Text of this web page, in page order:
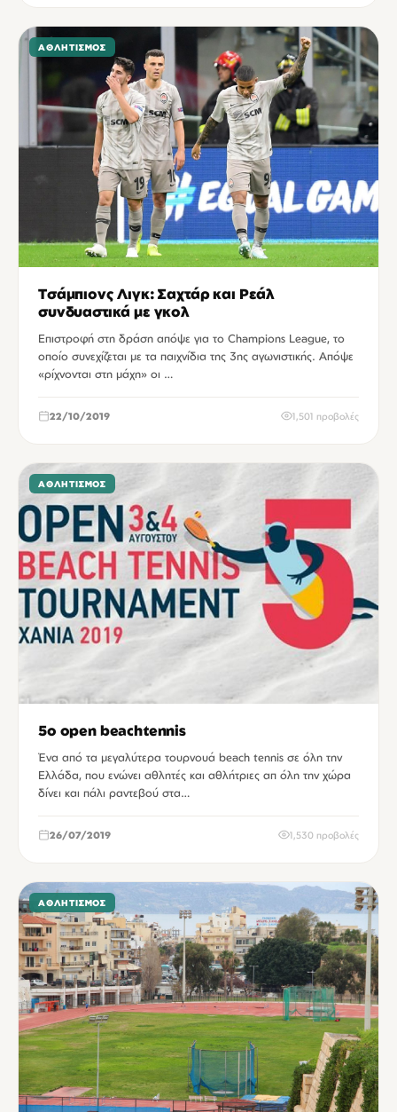
ΑΘΛΗΤΙΣΜΌΣ
Τσάμπιονς Λιγκ: Σαχτάρ και Ρεάλ
συνδυαστικά με γκολ
Επιστροφή στη δράση απόψε για το Champions League, το
οποίο συνεχίζεται με τα παιχνίδια της 3ης αγωνιστικής. Απόψε
«ρίχνονται στη μάχη» οι …
22/10/2019 1,501 προβολές
ΑΘΛΗΤΙΣΜΌΣ
5o open beachtennis
Ένα από τα μεγαλύτερα τουρνουά beach tennis σε όλη την
Ελλάδα, που ενώνει αθλητές και αθλήτριες απ όλη την χώρα
δίνει και πάλι ραντεβού στα…
26/07/2019 1,530 προβολές
ΑΘΛΗΤΙΣΜΌΣ